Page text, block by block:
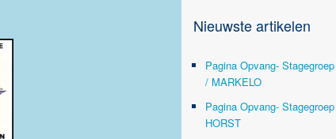
Nieuwste artikelen
Pagina Opvang-
/ MARKELO
Pagina Opvang- Stagegroep
HORST